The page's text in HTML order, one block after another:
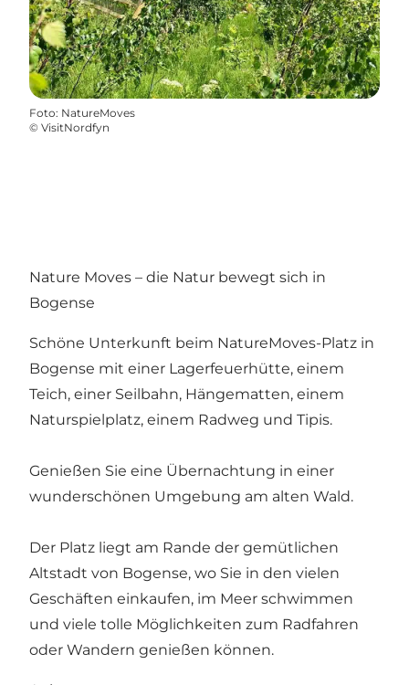
Foto: NatureMoves
© VisitNordfyn
Nature Moves – die Natur bewegt sich in
Bogense
Schöne Unterkunft beim NatureMoves-Platz in
Bogense mit einer Lagerfeuerhütte, einem
Teich, einer Seilbahn, Hängematten, einem
Naturspielplatz, einem Radweg und Tipis.
Genießen Sie eine Übernachtung in einer
wunderschönen Umgebung am alten Wald.
Der Platz liegt am Rande der gemütlichen
Altstadt von Bogense, wo Sie in den vielen
Geschäften einkaufen, im Meer schwimmen
und viele tolle Möglichkeiten zum Radfahren
oder Wandern genießen können.